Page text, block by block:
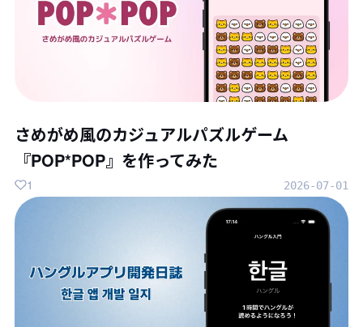
さめがめ風のカジュアルパズルゲーム
『POP*POP』を作ってみた
2026-07-01
1